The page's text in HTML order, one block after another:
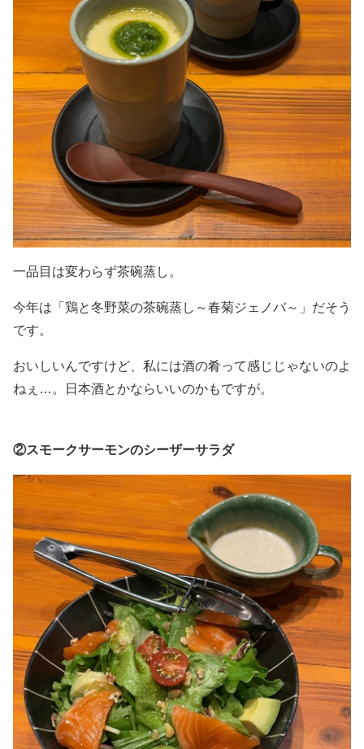
一品目は変わらず茶碗蒸し。
今年は「鶏と冬野菜の茶碗蒸し～春菊ジェノバ～」だそう
です。
おいしいんですけど、私には酒の肴って感じじゃないのよ
ねぇ…。日本酒とかならいいのかもですが。
②スモークサーモンのシーザーサラダ